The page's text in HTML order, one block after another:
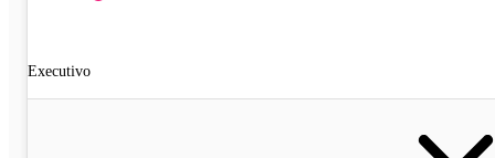
Executivo